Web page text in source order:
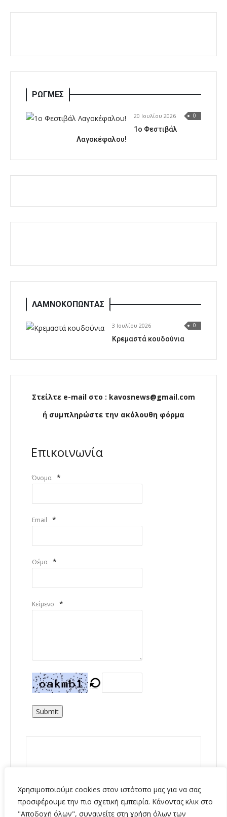
Χρησιμοποιούμε cookies στον ιστότοπο μας για να σας
προσφέρουμε την πιο σχετική εμπειρία. Κάνοντας κλικ στο
"Αποδοχή όλων", συναινείτε στη χρήση όλων των
ΡΩΓΜΕΣ
20 Ιουλίου 2026 0
1o Φεστιβάλ
Λαγοκέφαλου!
ΛΑΜΝΟΚΟΠΩΝΤΑΣ
3 Ιουλίου 2026 0
Κρεμαστά κουδούνια
Στείλτε e-mail στο : kavosnews@gmail.com
ή συμπληρώστε την ακόλουθη φόρμα
Επικοινωνία
Όνομα *
Email *
Θέμα *
Κείμενο *
Submit